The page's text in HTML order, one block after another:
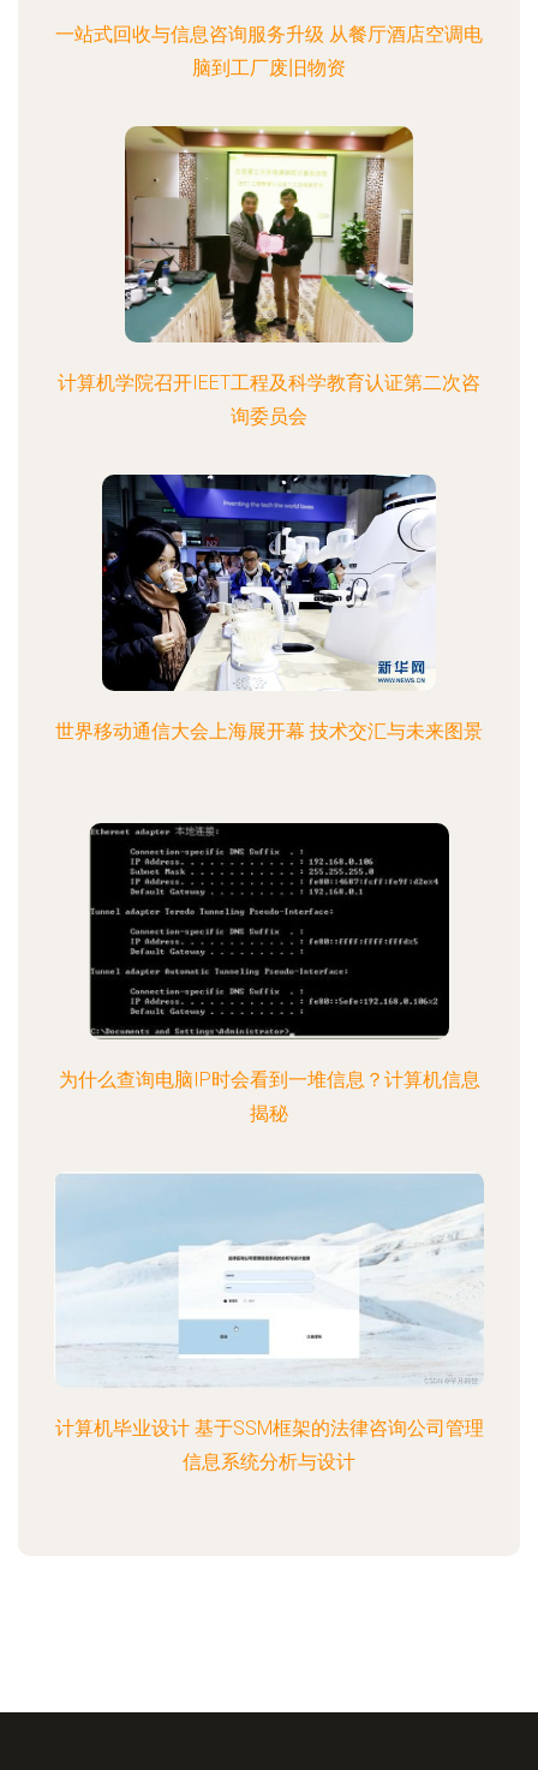
一站式回收与信息咨询服务升级 从餐厅酒店空调电
脑到工厂废旧物资
计算机学院召开IEET工程及科学教育认证第二次咨
询委员会
世界移动通信大会上海展开幕 技术交汇与未来图景
为什么查询电脑IP时会看到一堆信息？计算机信息
揭秘
计算机毕业设计 基于SSM框架的法律咨询公司管理
信息系统分析与设计